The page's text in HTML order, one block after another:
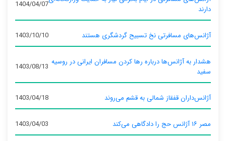
دارند
1404/04/07
آژانس‌های مسافرتی نخ تسبیح گردشگری هستند 1403/10/10
هشدار به آژانس‌ها درباره رها کردن مسافران ایرانی در روسیه
سفید
1403/08/13
آژانس‌داران قفقاز شمالی به قشم می‌روند 1403/04/18
مصر ۱۶ آژانس حج را دادگاهی می‌کند 1403/04/03